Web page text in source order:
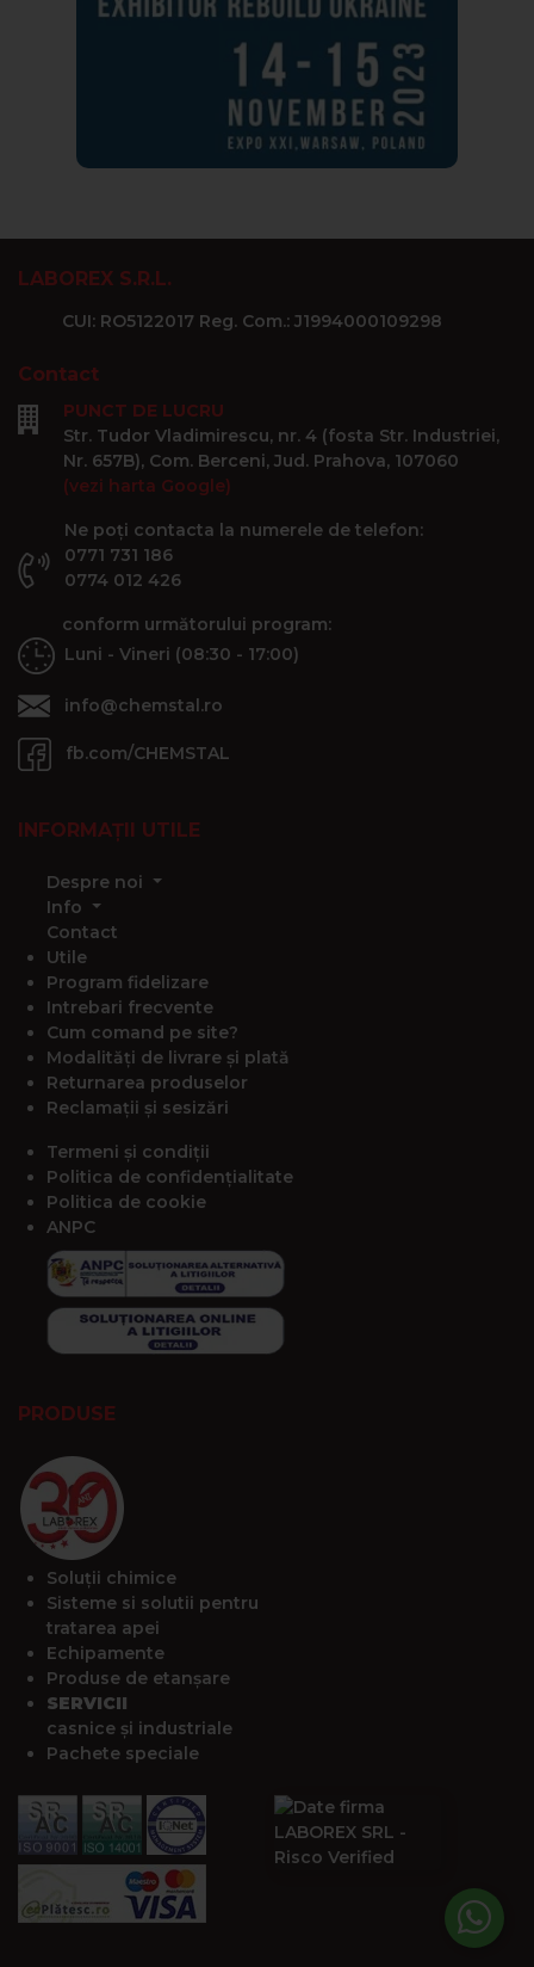
LABOREX S.R.L.
CUI: RO5122017 Reg. Com.: J1994000109298
Contact
PUNCT DE LUCRU
Str. Tudor Vladimirescu, nr. 4 (fosta Str. Industriei,
Nr. 657B), Com. Berceni, Jud. Prahova, 107060
(vezi harta Google)
Ne poți contacta la numerele de telefon:
0771 731 186
0774 012 426
conform următorului program:
Luni - Vineri (08:30 - 17:00)
info@chemstal.ro
fb.com/CHEMSTAL
INFORMAȚII UTILE
Despre noi
Info
Contact
Utile
Program fidelizare
Intrebari frecvente
Cum comand pe site?
Modalități de livrare și plată
Returnarea produselor
Reclamații și sesizări
Termeni și condiții
Politica de confidențialitate
Politica de cookie
ANPC
PRODUSE
Soluții chimice
Sisteme si solutii pentru
tratarea apei
Echipamente
Produse de etanșare
SERVICII
casnice și industriale
Pachete speciale